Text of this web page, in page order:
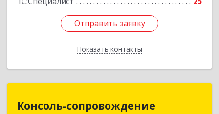
Отправить заявку
Показать контакты
Отправить заявку
Назад
Консоль-сопровождение